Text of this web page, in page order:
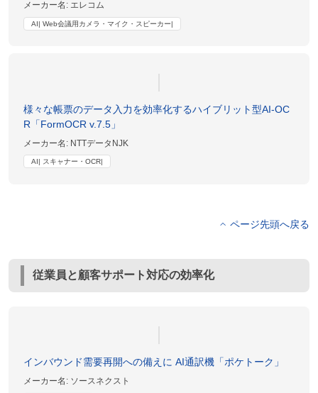
メーカー名: エレコム
AI| Web会議用カメラ・マイク・スピーカー|
様々な帳票のデータ入力を効率化するハイブリット型AI-OC
R「FormOCR v.7.5」
メーカー名: NTTデータNJK
AI| スキャナー・OCR|
ページ先頭へ戻る
従業員と顧客サポート対応の効率化
インバウンド需要再開への備えに AI通訳機「ポケトーク」
メーカー名: ソースネクスト